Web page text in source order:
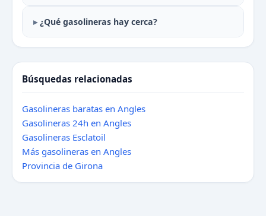
¿Qué gasolineras hay cerca?
Búsquedas relacionadas
Gasolineras baratas en Angles
Gasolineras 24h en Angles
Gasolineras Esclatoil
Más gasolineras en Angles
Provincia de Girona